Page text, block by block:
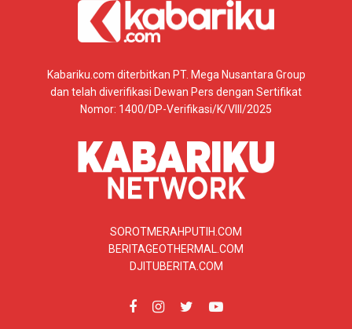
Kabariku.com diterbitkan PT. Mega Nusantara Group
dan telah diverifikasi Dewan Pers dengan Sertifikat
Nomor: 1400/DP-Verifikasi/K/VIII/2025
SOROTMERAHPUTIH.COM
BERITAGEOTHERMAL.COM
DJITUBERITA.COM